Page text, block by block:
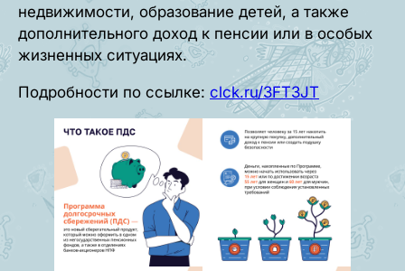
недвижимости, образование детей, а также
дополнительного доход к пенсии или в особых
жизненных ситуациях.
Подробности по ссылке: clck.ru/3FT3JT